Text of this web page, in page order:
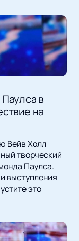
в
на
Вейв Холл
творческий
Паулса.
выступления
это